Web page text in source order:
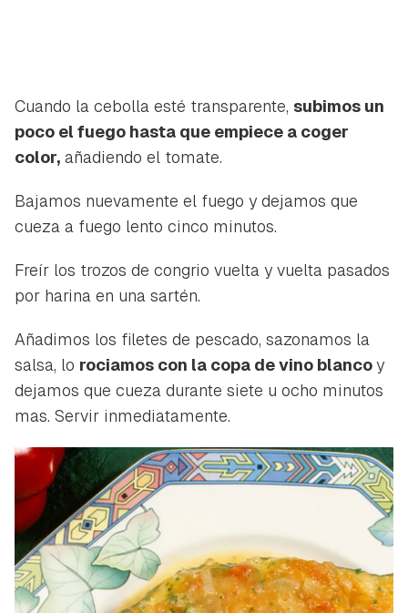
Cuando la cebolla esté transparente, subimos un
poco el fuego hasta que empiece a coger
color, añadiendo el tomate.
Bajamos nuevamente el fuego y dejamos que
cueza a fuego lento cinco minutos.
Freír los trozos de congrio vuelta y vuelta pasados
por harina en una sartén.
Añadimos los filetes de pescado, sazonamos la
salsa, lo rociamos con la copa de vino blancoy
dejamos que cueza durante siete u ocho minutos
mas. Servir inmediatamente.